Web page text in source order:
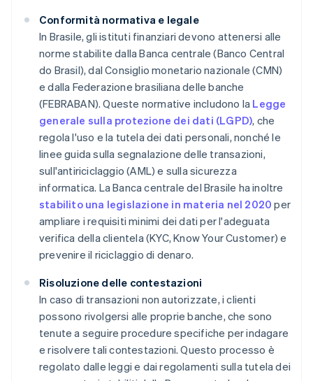
Conformità normativa e legale
In Brasile, gli istituti finanziari devono attenersi alle
norme stabilite dalla Banca centrale (Banco Central
do Brasil), dal Consiglio monetario nazionale (CMN)
e dalla Federazione brasiliana delle banche
(FEBRABAN). Queste normative includono la Legge
generale sulla protezione dei dati (LGPD), che
regola l'uso e la tutela dei dati personali, nonché le
linee guida sulla segnalazione delle transazioni,
sull'antiriciclaggio (AML) e sulla sicurezza
informatica. La Banca centrale del Brasile ha inoltre
stabilito una legislazione in materia nel 2020 per
ampliare i requisiti minimi dei dati per l'adeguata
verifica della clientela (KYC, Know Your Customer) e
prevenire il riciclaggio di denaro.
Risoluzione delle contestazioni
In caso di transazioni non autorizzate, i clienti
possono rivolgersi alle proprie banche, che sono
tenute a seguire procedure specifiche per indagare
e risolvere tali contestazioni. Questo processo è
regolato dalle leggi e dai regolamenti sulla tutela dei